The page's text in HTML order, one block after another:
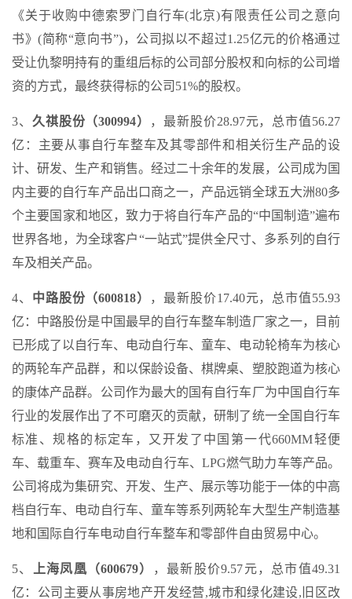
《关于收购中德索罗门自行车(北京)有限责任公司之意向
书》(简称“意向书”)，公司拟以不超过1.25亿元的价格通过
受让仇黎明持有的重组后标的公司部分股权和向标的公司增
资的方式，最终获得标的公司51%的股权。
3、 久祺股份（300994）
，最新股价28.97元，总市值56.27
亿：主要从事自行车整车及其零部件和相关衍生产品的设
计、研发、生产和销售。经过二十余年的发展，公司成为国
内主要的自行车产品出口商之一，产品远销全球五大洲80多
个主要国家和地区，致力于将自行车产品的“中国制造”遍布
世界各地，为全球客户“一站式”提供全尺寸、多系列的自行
车及相关产品。
4、 中路股份（600818）
，最新股价17.40元，总市值55.93
亿：中路股份是中国最早的自行车整车制造厂家之一，目前
已形成了以自行车、电动自行车、童车、电动轮椅车为核心
的两轮车产品群，和以保龄设备、棋牌桌、塑胶跑道为核心
的康体产品群。公司作为最大的国有自行车厂为中国自行车
行业的发展作出了不可磨灭的贡献，研制了统一全国自行车
标准、规格的标定车，又开发了中国第一代660MM轻便
车、载重车、赛车及电动自行车、LPG燃气助力车等产品。
公司将成为集研究、开发、生产、展示等功能于一体的中高
档自行车、电动自行车、童车等系列两轮车大型生产制造基
地和国际自行车电动自行车整车和零部件自由贸易中心。
5、 上海凤凰（600679）
，最新股价9.57元，总市值49.31
亿：公司主要从事房地产开发经营,城市和绿化建设,旧区改